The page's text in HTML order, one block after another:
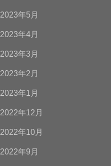
2023年5月
2023年4月
2023年3月
2023年2月
2023年1月
2022年12月
2022年10月
2022年9月